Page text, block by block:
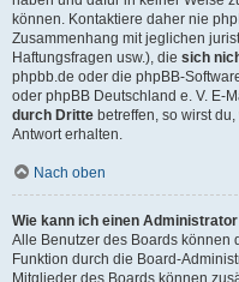
können. Kontaktiere daher nie
Zusammenhang mit jeglichen
Haftungsfragen usw.), die sich
phpbb.de oder die phpBB-
oder phpBB Deutschland e. V. E-
durch Dritte betreffen, so wirst
Antwort erhalten.
Nach oben
Wie kann ich einen
Alle Benutzer des Boards können
Funktion durch die Board-
Mitglieder des Boards können